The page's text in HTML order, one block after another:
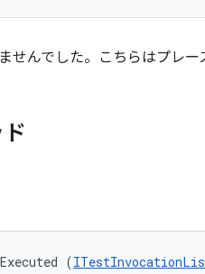
せんでした。こちらはプレー
(